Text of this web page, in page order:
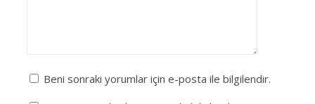
Beni sonraki yorumlar için e-posta ile bilgilendir.